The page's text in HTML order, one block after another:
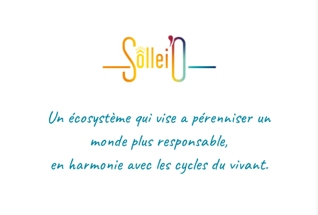
Un écosystème qui vise a pérenniser un
monde plus responsable,
en harmonie avec les cycles du vivant.